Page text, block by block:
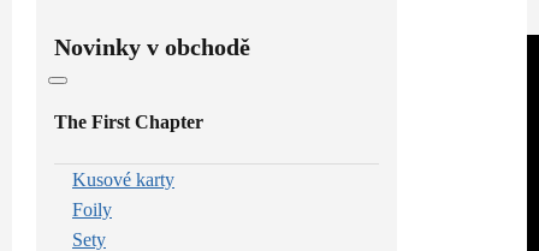
Novinky v obchodě
The First Chapter
Kusové karty
Foily
Sety